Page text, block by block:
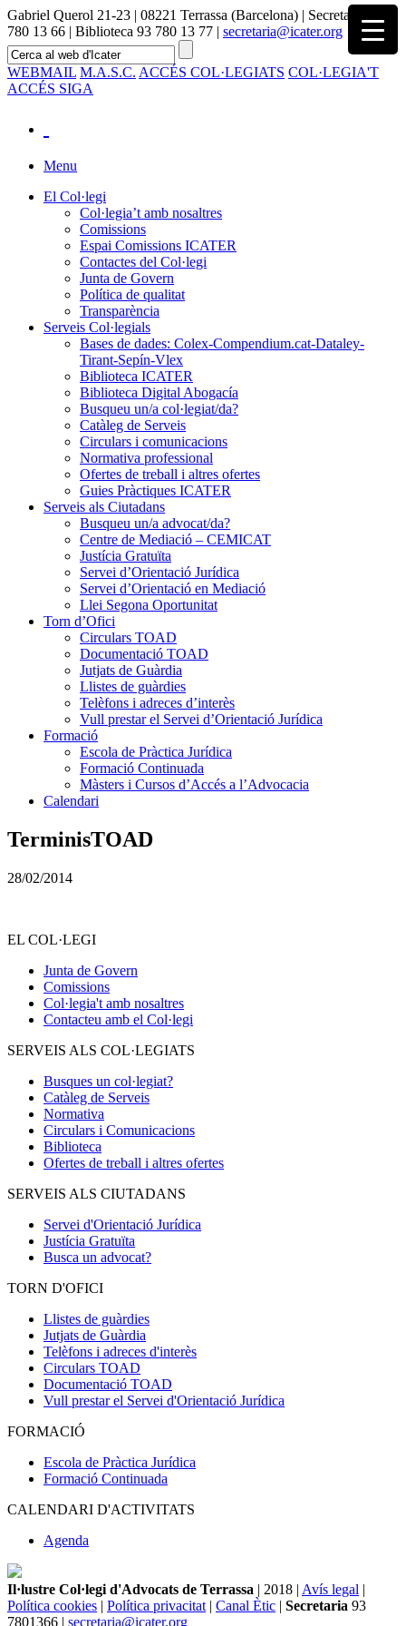
Gabriel Querol 21-23 | 08221 Terrassa (Barcelona) | Secretaria 93
780 13 66 | Biblioteca 93 780 13 77 | secretaria@icater.org
WEBMAIL M.A.S.C. ACCÉS COL·LEGIATS COL·LEGIA'T
ACCÉS SIGA
Menu
El Col·legi
Col·legia’t amb nosaltres
Comissions
Espai Comissions ICATER
Contactes del Col·legi
Junta de Govern
Política de qualitat
Transparència
Serveis Col·legials
Bases de dades: Colex-Compendium.cat-Dataley-
Tirant-Sepín-Vlex
Biblioteca ICATER
Biblioteca Digital Abogacía
Busqueu un/a col·legiat/da?
Catàleg de Serveis
Circulars i comunicacions
Normativa professional
Ofertes de treball i altres ofertes
Guies Pràctiques ICATER
Serveis als Ciutadans
Busqueu un/a advocat/da?
Centre de Mediació – CEMICAT
Justícia Gratuïta
Servei d’Orientació Jurídica
Servei d’Orientació en Mediació
Llei Segona Oportunitat
Torn d’Ofici
Circulars TOAD
Documentació TOAD
Jutjats de Guàrdia
Llistes de guàrdies
Telèfons i adreces d’interès
Vull prestar el Servei d’Orientació Jurídica
Formació
Escola de Pràctica Jurídica
Formació Continuada
Màsters i Cursos d’Accés a l’Advocacia
Calendari
TerminisTOAD
28/02/2014
EL COL·LEGI
Junta de Govern
Comissions
Col·legia't amb nosaltres
Contacteu amb el Col·legi
SERVEIS ALS COL·LEGIATS
Busques un col·legiat?
Catàleg de Serveis
Normativa
Circulars i Comunicacions
Biblioteca
Ofertes de treball i altres ofertes
SERVEIS ALS CIUTADANS
Servei d'Orientació Jurídica
Justícia Gratuïta
Busca un advocat?
TORN D'OFICI
Llistes de guàrdies
Jutjats de Guàrdia
Telèfons i adreces d'interès
Circulars TOAD
Documentació TOAD
Vull prestar el Servei d'Orientació Jurídica
FORMACIÓ
Escola de Pràctica Jurídica
Formació Continuada
CALENDARI D'ACTIVITATS
Agenda
Il·lustre Col·legi d'Advocats de Terrassa | 2018 | Avís legal |
Política cookies | Política privacitat | Canal Ètic | Secretaria 93
7801366 | secretaria@icater.org